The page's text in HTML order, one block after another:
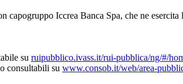
Iccrea Banca Spa, che ne
su ruipubblico.ivass.it/rui-pubblica/ng/#/
consultabili su www.consob.it/web/area-